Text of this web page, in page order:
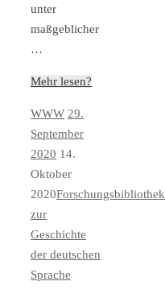
unter
maßgeblicher
…
Mehr lesen?
WWW 29.
September
2020 14.
Oktober
2020Forschungsbibliothek
zur
Geschichte
der deutschen
Sprache